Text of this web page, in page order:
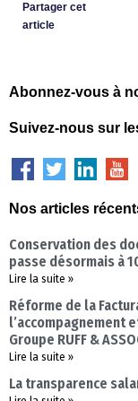
Partager cet
article
Abonnez-vous à
Suivez-nous sur
Nos articles
Conservation des
passe désormais à
Lire la suite »
Réforme de la
l’accompagnement
Groupe RUFF &
Lire la suite »
La transparence